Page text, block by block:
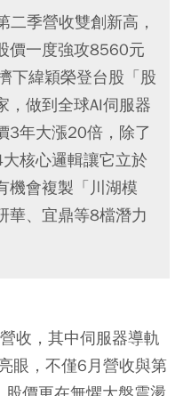
季營收雙創新高，
價一度強攻8560元
下緯穎榮登台股「股
，做到全球AI伺服器
3年大漲20倍，除了
核心邏輯讓它立於
機會複製「川湖模
華、宜鼎等8檔潛力
收，其中伺服器導軌
眼，不僅6月營收與第